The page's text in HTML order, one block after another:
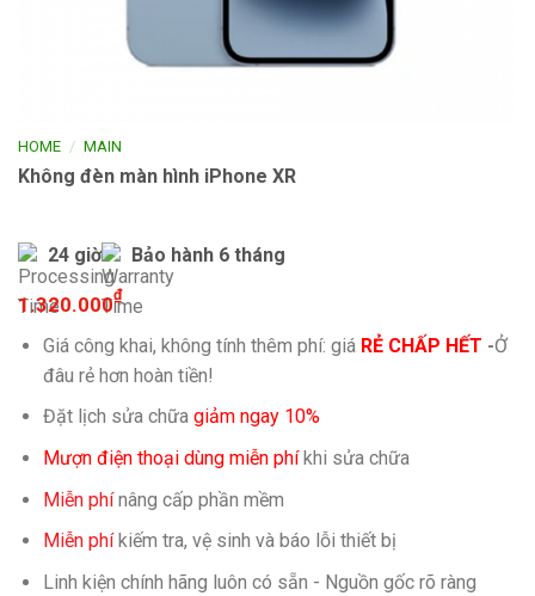
HOME / MAIN
Không đèn màn hình iPhone XR
24 giờ Bảo hành 6 tháng
1.320.000₫
Giá công khai, không tính thêm phí: giá RẺ CHẤP HẾT -Ở
đâu rẻ hơn hoàn tiền!
Đặt lịch sửa chữa giảm ngay 10%
Mượn điện thoại dùng miễn phíkhi sửa chữa
Miễn phínâng cấp phần mềm
Miễn phíkiếm tra, vệ sinh và báo lỗi thiết bị
Linh kiện chính hãng luôn có sẵn - Nguồn gốc rõ ràng